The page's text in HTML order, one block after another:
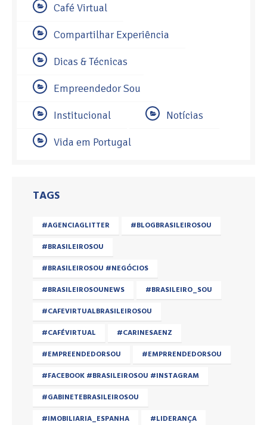
Café Virtual
Compartilhar Experiência
Dicas & Técnicas
Empreendedor Sou
Institucional Notícias
Vida em Portugal
TAGS
#AGENCIAGLITTER
#BLOGBRASILEIROSOU
#BRASILEIROSOU
#BRASILEIROSOU #NEGÓCIOS
#BRASILEIROSOUNEWS
#BRASILEIRO_SOU
#CAFEVIRTUALBRASILEIROSOU
#CAFÉVIRTUAL
#CARINESAENZ
#EMPREENDEDORSOU
#EMPRRENDEDORSOU
#FACEBOOK #BRASILEIROSOU #INSTAGRAM
#GABINETEBRASILEIROSOU
#IMOBILIARIA_ESPANHA
#LIDERANÇA